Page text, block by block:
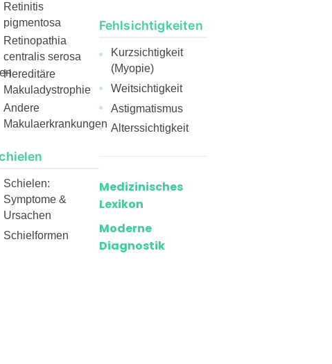
Retinitis
pigmentosa
Retinopathia
centralis serosa
Hereditäre
Makuladystrophie
Andere
Makulaerkrankungen
Schielen:
Symptome &
Ursachen
Schielformen
Fehlsichtigkeiten
Kurzsichtigkeit
(Myopie)
Weitsichtigkeit
Astigmatismus
Alterssichtigkeit
Medizinisches
Lexikon
Moderne
Diagnostik